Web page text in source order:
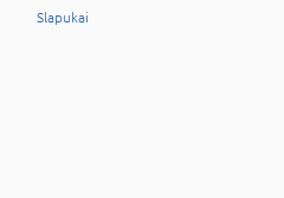
Slapukai